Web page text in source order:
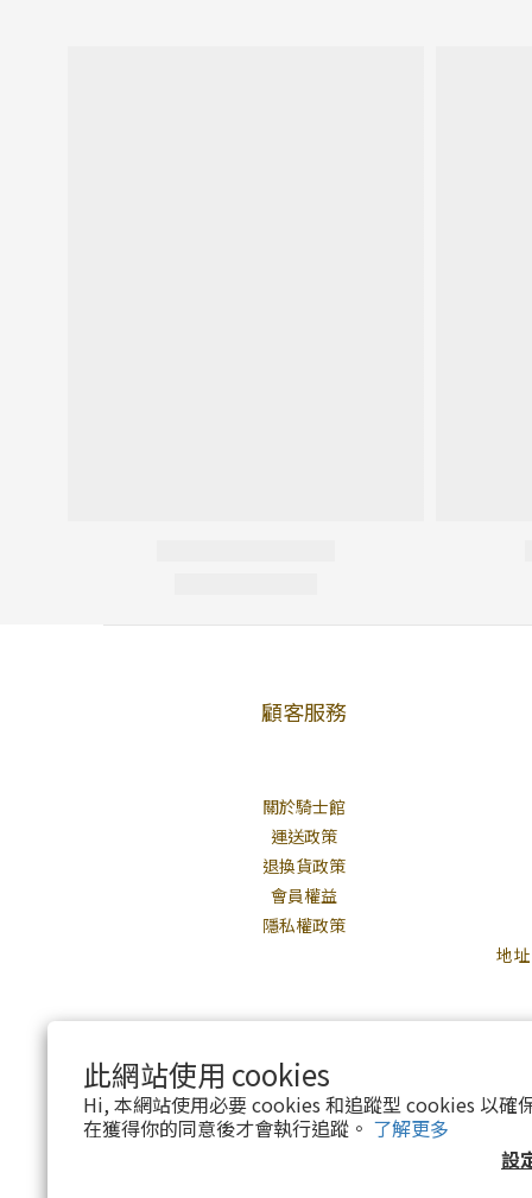
此網站使用 cookies
Hi, 本網站使用必要 cookies 和追蹤型 cookies 以確
在獲得你的同意後才會執行追蹤。 了解更多
設
顧客服務
關於騎士館
運送政策
退換貨政策
會員權益
隱私權政策
地